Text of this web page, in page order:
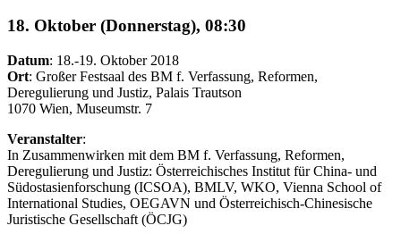
18. Oktober (Donnerstag), 08:30
Datum: 18.-19. Oktober 2018
Ort: Großer Festsaal des BM f. Verfassung, Reformen,
Deregulierung und Justiz, Palais Trautson
1070 Wien, Museumstr. 7
Veranstalter:
In Zusammenwirken mit dem BM f. Verfassung, Reformen,
Deregulierung und Justiz: Österreichisches Institut für China- und
Südostasienforschung (ICSOA), BMLV, WKO, Vienna School of
International Studies, OEGAVN und Österreichisch-Chinesische
Juristische Gesellschaft (ÖCJG)